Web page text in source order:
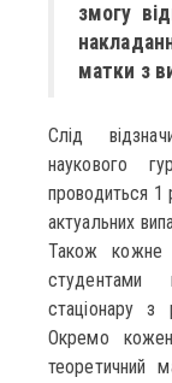
змогу
матки з
Слід
наукового
проводиться 1
актуальних
Також кожне
студентами
стаціонару з
Окремо
теоретичний